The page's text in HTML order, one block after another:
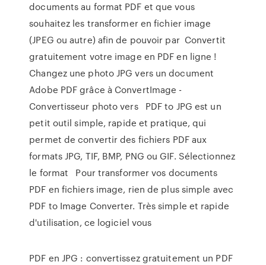
documents au format PDF et que vous
souhaitez les transformer en fichier image
(JPEG ou autre) afin de pouvoir par Convertit
gratuitement votre image en PDF en ligne !
Changez une photo JPG vers un document
Adobe PDF grâce à ConvertImage -
Convertisseur photo vers PDF to JPG est un
petit outil simple, rapide et pratique, qui
permet de convertir des fichiers PDF aux
formats JPG, TIF, BMP, PNG ou GIF. Sélectionnez
le format Pour transformer vos documents
PDF en fichiers image, rien de plus simple avec
PDF to Image Converter. Très simple et rapide
d'utilisation, ce logiciel vous
PDF en JPG : convertissez gratuitement un PDF